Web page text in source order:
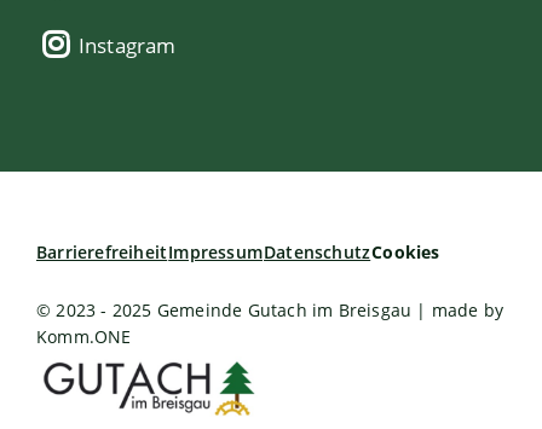
Instagram
BarrierefreiheitImpressumDatenschutzCookies
© 2023 - 2025 Gemeinde Gutach im Breisgau | made by
Komm.ONE